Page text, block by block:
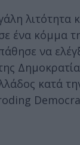
λιτότητα
ένα κόμμα
να
κατά